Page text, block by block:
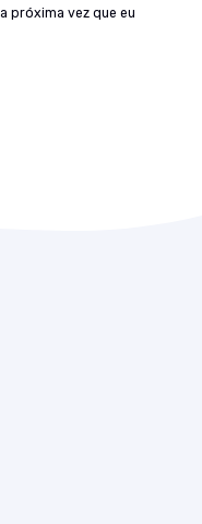
próxima vez que eu